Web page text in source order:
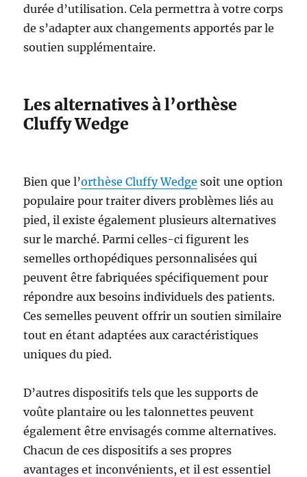
durée d’utilisation. Cela permettra à votre corps
de s’adapter aux changements apportés par le
soutien supplémentaire.
Les alternatives à l’orthèse
Cluffy Wedge
Bien que l’orthèse Cluffy Wedge soit une option
populaire pour traiter divers problèmes liés au
pied, il existe également plusieurs alternatives
sur le marché. Parmi celles-ci figurent les
semelles orthopédiques personnalisées qui
peuvent être fabriquées spécifiquement pour
répondre aux besoins individuels des patients.
Ces semelles peuvent offrir un soutien similaire
tout en étant adaptées aux caractéristiques
uniques du pied.
D’autres dispositifs tels que les supports de
voûte plantaire ou les talonnettes peuvent
également être envisagés comme alternatives.
Chacun de ces dispositifs a ses propres
avantages et inconvénients, et il est essentiel